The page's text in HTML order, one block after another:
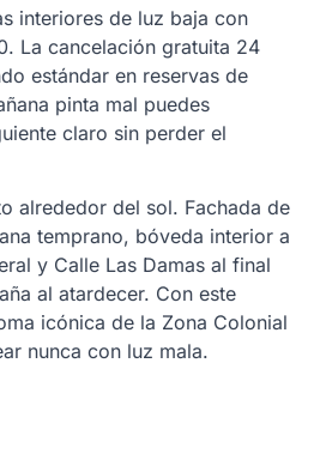
interiores de luz baja con
La cancelación gratuita 24
estándar en reservas de
pinta mal puedes
claro sin perder el
alrededor del sol. Fachada de
temprano, bóveda interior a
y Calle Las Damas al final
al atardecer. Con este
icónica de la Zona Colonial
nunca con luz mala.